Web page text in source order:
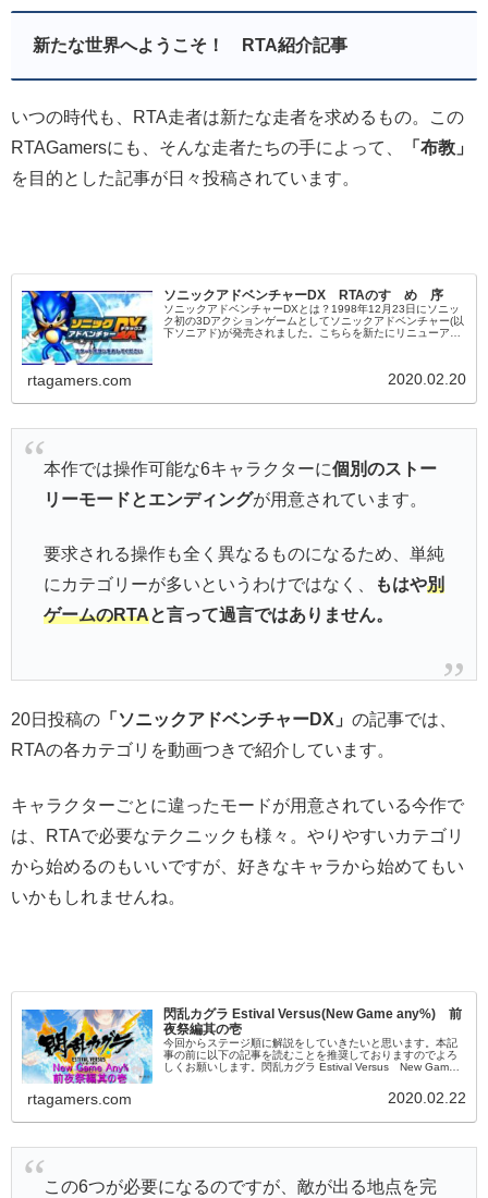
新たな世界へようこそ！ RTA紹介記事
いつの時代も、RTA走者は新たな走者を求めるもの。この
RTAGamersにも、そんな走者たちの手によって、
「布教」
を目的とした記事が日々投稿されています。
ソニックアドベンチャーDX RTAのすゝめ 序
ソニックアドベンチャーDXとは？1998年12月23日にソニッ
ク初の3Dアクションゲームとしてソニックアドベンチャー(以
下ソニアド)が発売されました。こちらを新たにリニューアル
rtagamers.com 2020.02.20
本作では操作可能な6キャラクターに個別のストー
リーモードとエンディングが用意されています。
要求される操作も全く異なるものになるため、単純
にカテゴリーが多いというわけではなく、
もはや別
ゲームのRTAと言って過言ではありません。
20日投稿の 「ソニックアドベンチャーDX」 の記事では、
RTAの各カテゴリを動画つきで紹介しています。
キャラクターごとに違ったモードが用意されている今作で
は、RTAで必要なテクニックも様々。やりやすいカテゴリ
から始めるのもいいですが、好きなキャラから始めてもい
いかもしれませんね。
閃乱カグラ Estival Versus(New Game any%) 前
夜祭編其の壱
今回からステージ順に解説をしていきたいと思います。本記
事の前に以下の記事を読むことを推奨しておりますのでよろ
しくお願いします。閃乱カグラ Estival Versus New Game
rtagamers.com 2020.02.22
この6つが必要になるのですが、敵が出る地点を完